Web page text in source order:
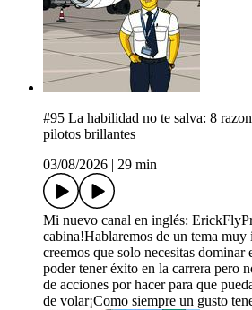
#95 La habilidad no te salva: 8
pilotos brillantes
03/08/2026
29 min
Mi nuevo canal en inglés:
cabina!Hablaremos de un tema muy
creemos que solo necesitas dominar
poder tener éxito en la carrera pero
de acciones por hacer para que
de volar¡Como siempre un gusto